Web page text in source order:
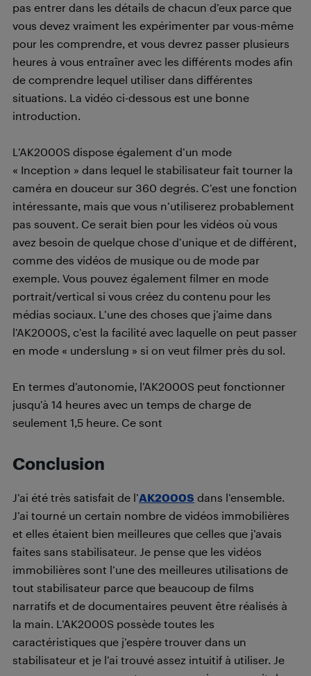
pas entrer dans les détails de chacun d’eux parce que
vous devez vraiment les expérimenter par vous-même
pour les comprendre, et vous devrez passer plusieurs
heures à vous entraîner avec les différents modes afin
de comprendre lequel utiliser dans différentes
situations. La vidéo ci-dessous est une bonne
introduction.
L’AK2000S dispose également d’un mode
« Inception » dans lequel le stabilisateur fait tourner la
caméra en douceur sur 360 degrés. C’est une fonction
intéressante, mais que vous n’utiliserez probablement
pas souvent. Ce serait bien pour les vidéos où vous
avez besoin de quelque chose d’unique et de différent,
comme des vidéos de musique ou de mode par
exemple. Vous pouvez également filmer en mode
portrait/vertical si vous créez du contenu pour les
médias sociaux. L’une des choses que j’aime dans
l’AK2000S, c’est la facilité avec laquelle on peut passer
en mode « underslung » si on veut filmer près du sol.
En termes d’autonomie, l’AK2000S peut fonctionner
jusqu’à 14 heures avec un temps de charge de
seulement 1,5 heure. Ce sont
Conclusion
J’ai été très satisfait de l’AK2000S dans l’ensemble.
J’ai tourné un certain nombre de vidéos immobilières
et elles étaient bien meilleures que celles que j’avais
faites sans stabilisateur. Je pense que les vidéos
immobilières sont l’une des meilleures utilisations de
tout stabilisateur parce que beaucoup de films
narratifs et de documentaires peuvent être réalisés à
la main. L’AK2000S possède toutes les
caractéristiques que j’espère trouver dans un
stabilisateur et je l’ai trouvé assez intuitif à utiliser. Je